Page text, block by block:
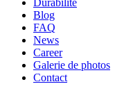
Durabilité
Blog
FAQ
News
Career
Galerie de photos
Contact